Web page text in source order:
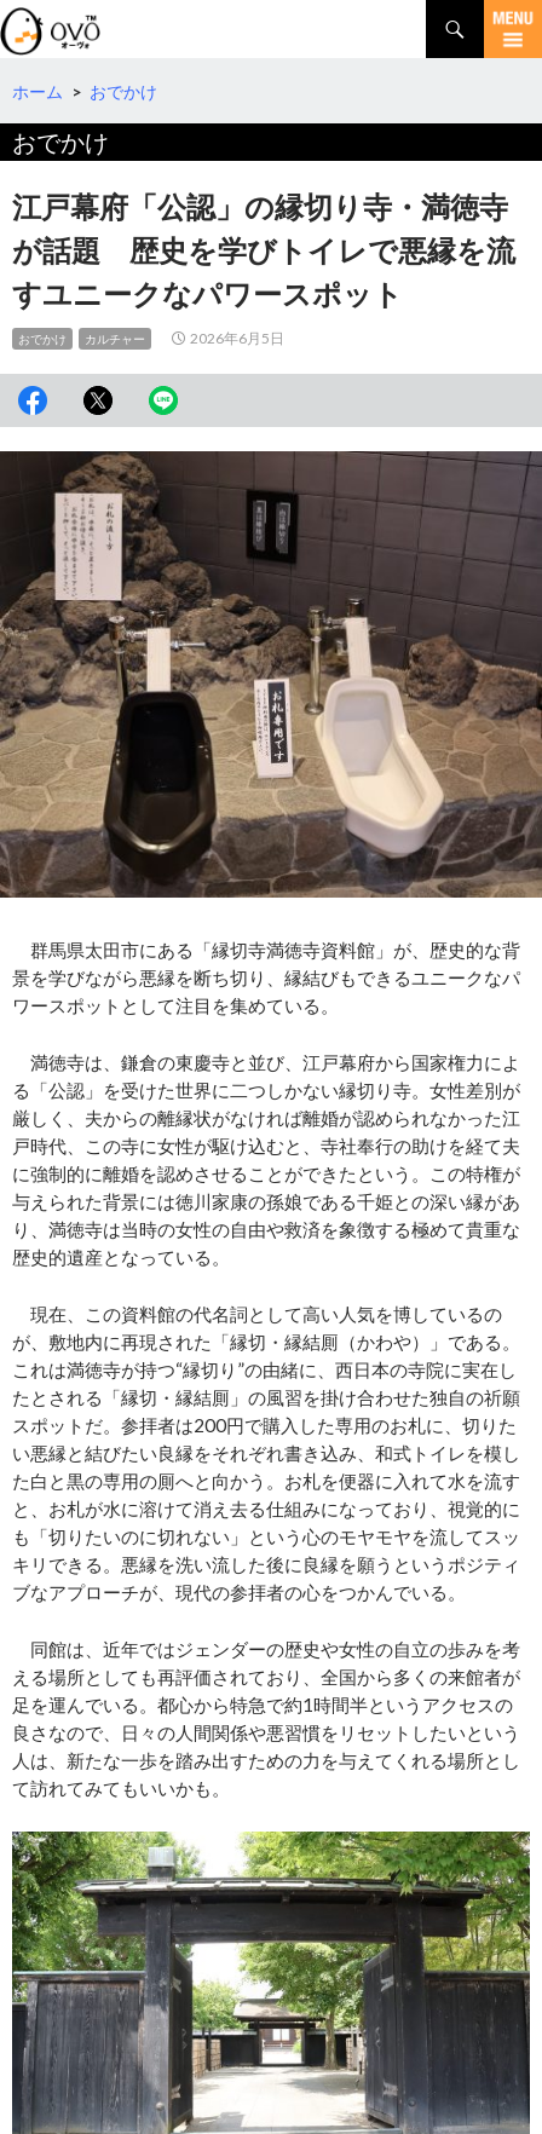
検
索
コ
テ
ツ
へ
移
動
ホーム > おでかけ
おでかけ
江戸幕府「公認」の縁切り寺・満徳寺
が話題 歴史を学びトイレで悪縁を流
すユニークなパワースポット
おでかけ カルチャー 2026年6月5日
群馬県太田市にある「縁切寺満徳寺資料館」が、歴史的な背
景を学びながら悪縁を断ち切り、縁結びもできるユニークなパ
ワースポットとして注目を集めている。
満徳寺は、鎌倉の東慶寺と並び、江戸幕府から国家権力によ
る「公認」を受けた世界に二つしかない縁切り寺。女性差別が
厳しく、夫からの離縁状がなければ離婚が認められなかった江
戸時代、この寺に女性が駆け込むと、寺社奉行の助けを経て夫
に強制的に離婚を認めさせることができたという。この特権が
与えられた背景には徳川家康の孫娘である千姫との深い縁があ
り、満徳寺は当時の女性の自由や救済を象徴する極めて貴重な
歴史的遺産となっている。
現在、この資料館の代名詞として高い人気を博しているの
が、敷地内に再現された「縁切・縁結厠（かわや）」である。
これは満徳寺が持つ“縁切り”の由緒に、西日本の寺院に実在し
たとされる「縁切・縁結厠」の風習を掛け合わせた独自の祈願
スポットだ。参拝者は200円で購入した専用のお札に、切りた
い悪縁と結びたい良縁をそれぞれ書き込み、和式トイレを模し
た白と黒の専用の厠へと向かう。お札を便器に入れて水を流す
と、お札が水に溶けて消え去る仕組みになっており、視覚的に
も「切りたいのに切れない」という心のモヤモヤを流してスッ
キリできる。悪縁を洗い流した後に良縁を願うというポジティ
ブなアプローチが、現代の参拝者の心をつかんでいる。
同館は、近年ではジェンダーの歴史や女性の自立の歩みを考
える場所としても再評価されており、全国から多くの来館者が
足を運んでいる。都心から特急で約1時間半というアクセスの
良さなので、日々の人間関係や悪習慣をリセットしたいという
人は、新たな一歩を踏み出すための力を与えてくれる場所とし
て訪れてみてもいいかも。